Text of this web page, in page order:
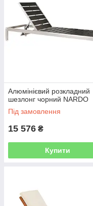
Алюмінієвий розкладний
шезлонг чорний NARDO
Під замовлення
15 576 ₴
Купити